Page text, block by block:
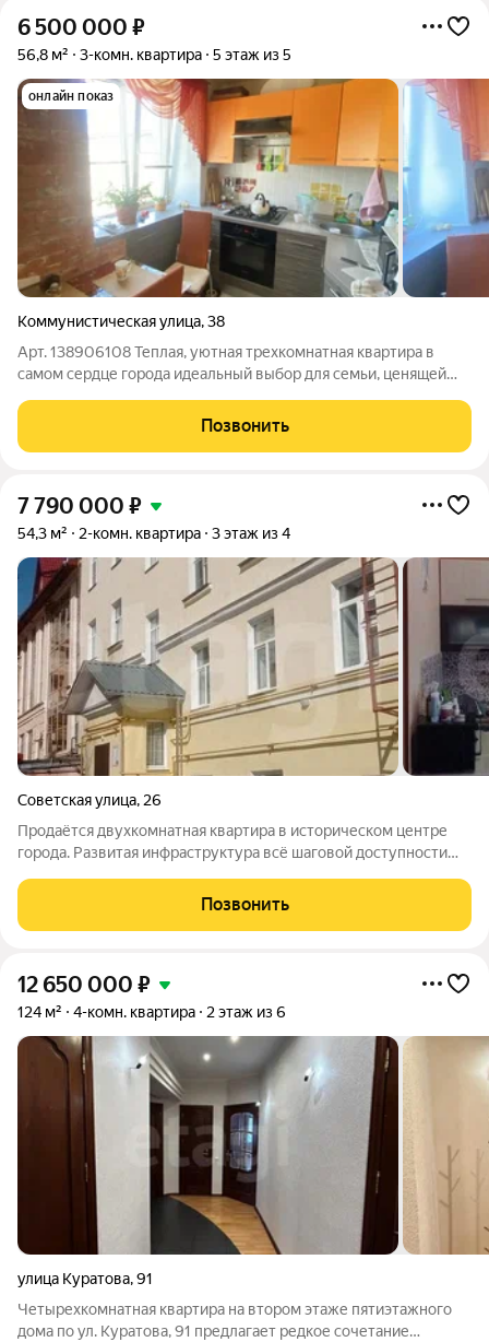
6 500 000 ₽
56,8 м² 3-комн. квартира 5 этаж из 5
онлайн показ
Коммунистическая улица,38
Арт. 138906108 Теплая, уютная трехкомнатная квартира в
самом сердце города идеальный выбор для семьи, ценящей
открытые виды во двор и на улицу создают домашнюю
атмосферу, где хочется жить и
Позвонить
7 790 000 ₽
54,3 м² 2-комн. квартира 3 этаж из 4
Советская улица, 26
Продаётся двухкомнатная квартира в историческом центре
города. Развитая инфраструктура всё шаговой доступности
В квартире сделан качественный ремонт. Прекрасные и
доброжелательные соседи
Позвонить
12 650 000 ₽
124 м² 4-комн. квартира 2 этаж из 6
улица Куратова,91
Четырехкомнатная квартира на втором этаже пятиэтажного
дома по ул. Куратова, 91 предлагает редкое сочетание